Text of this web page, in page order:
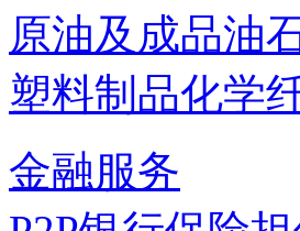
原油及成品油
塑料制品化学
金融服务